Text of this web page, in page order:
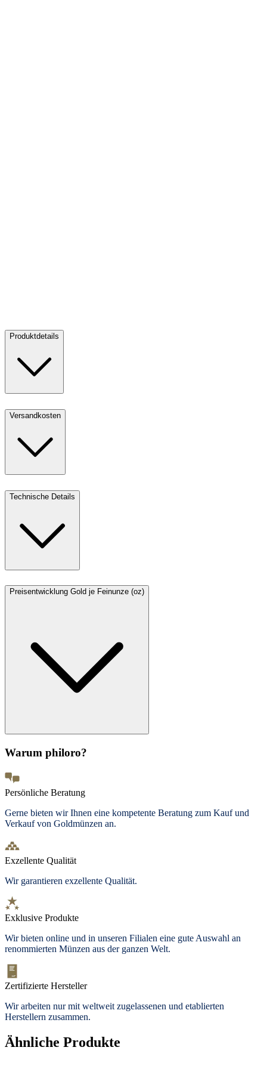
Produktdetails
Versandkosten
Technische Details
Preisentwicklung Gold je Feinunze (oz)
Warum philoro?
Persönliche Beratung
Gerne bieten wir Ihnen eine kompetente Beratung zum Kauf und
Verkauf von Goldmünzen an.
Exzellente Qualität
Wir garantieren exzellente Qualität.
Exklusive Produkte
Wir bieten online und in unseren Filialen eine gute Auswahl an
renommierten Münzen aus der ganzen Welt.
Zertifizierte Hersteller
Wir arbeiten nur mit weltweit zugelassenen und etablierten
Herstellern zusammen.
Ähnliche Produkte